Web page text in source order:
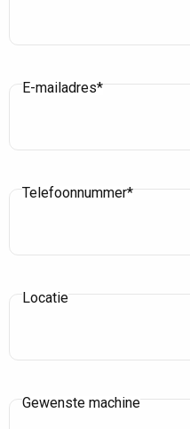
E-mailadres*
Telefoonnummer*
Locatie
Gewenste machine